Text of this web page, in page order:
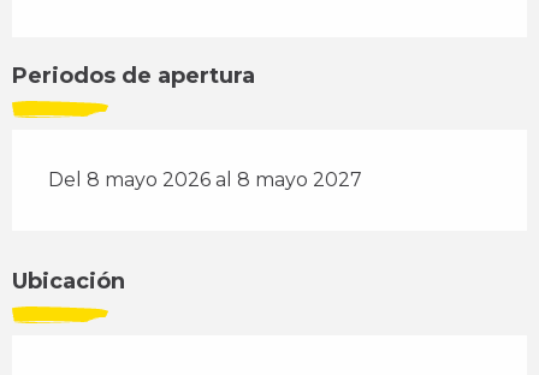
Periodos de apertura
Del 8 mayo 2026 al 8 mayo 2027
Ubicación